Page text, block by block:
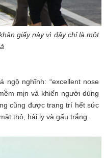
giấy này vì đây chỉ là một
ngộ nghĩnh: “excellent nose
mịn và khiến người dùng
cũng được trang trí hết sức
thỏ, hải ly và gấu trắng.